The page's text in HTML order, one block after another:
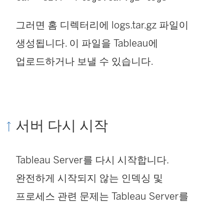
그러면 홈 디렉터리에 logs.tar.gz 파일이
생성됩니다. 이 파일을 Tableau에
업로드하거나 보낼 수 있습니다.
서버 다시 시작
Tableau Server를 다시 시작합니다.
완전하게 시작되지 않는 인덱싱 및
프로세스 관련 문제는 Tableau Server를